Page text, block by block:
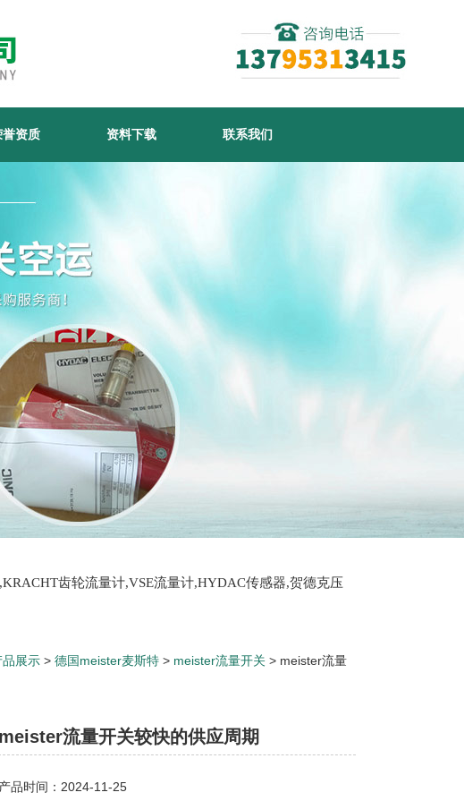
誉资质 资料下载 联系我们
齿轮流量计,VSE流量计,HYDAC传感器,贺德克压
品展示 > 德国meister麦斯特 > meister流量开关 > meister流量
meister流量开关较快的供应周期
产品时间：2024-11-25